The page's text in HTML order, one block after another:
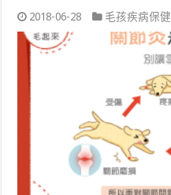
2018-06-28 毛孩疾病保健